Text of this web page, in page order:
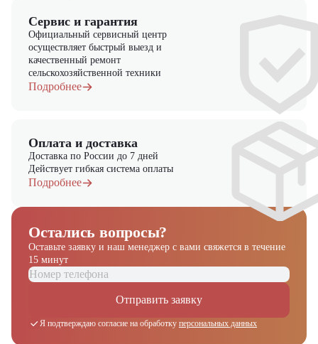
Сервис и гарантия
Официальный сервисный центр
осуществляет быстрый выезд и
качественный ремонт
сельскохозяйственной техники
Подробнее
Оплата и доставка
Доставка по России до 7 дней
Действует гибкая система оплаты
Подробнее
Остались вопросы?
Оставьте заявку и наш менеджер с вами свяжется в течение
15 минут
Отправить заявку
Я подтверждаю согласие на обработку персональных данных